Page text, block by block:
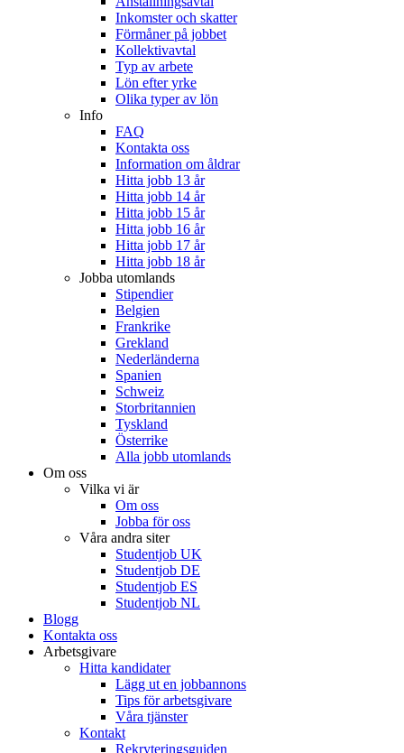
Inkomster och skatter
Förmåner på jobbet
Kollektivavtal
Typ av arbete
Lön efter yrke
Olika typer av lön
Info
FAQ
Kontakta oss
Information om åldrar
Hitta jobb 13 år
Hitta jobb 14 år
Hitta jobb 15 år
Hitta jobb 16 år
Hitta jobb 17 år
Hitta jobb 18 år
Jobba utomlands
Stipendier
Belgien
Frankrike
Grekland
Nederländerna
Spanien
Schweiz
Storbritannien
Tyskland
Österrike
Alla jobb utomlands
Om oss
Vilka vi är
Om oss
Jobba för oss
Våra andra siter
Studentjob UK
Studentjob DE
Studentjob ES
Studentjob NL
Blogg
Kontakta oss
Arbetsgivare
Hitta kandidater
Lägg ut en jobbannons
Tips för arbetsgivare
Våra tjänster
Kontakt
Rekryteringsguiden